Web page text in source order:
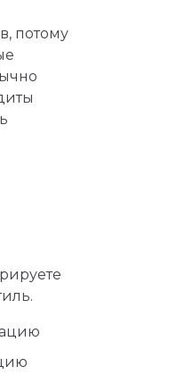
потому